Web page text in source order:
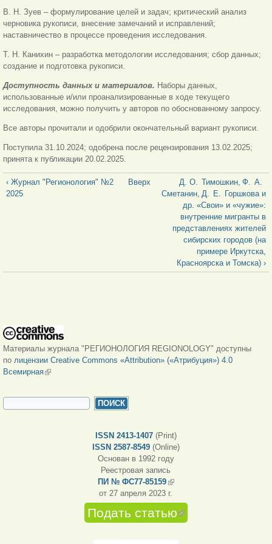
В. Н. Зуев – формулирование целей и задач; критический анализ
черновика рукописи, внесение замечаний и исправлений;
наставничество в процессе проведения исследования.
Т. Н. Канихин – разработка методологии исследования; сбор данных;
создание и подготовка рукописи.
Доступность данных и материалов. Наборы данных,
использованные и/или проанализированные в ходе текущего
исследования, можно получить у авторов по обоснованному запросу.
Все авторы прочитали и одобрили окончательный вариант рукописи.
Поступила 31.10.2024; одобрена после рецензирования 13.02.2025;
принята к публикации 20.02.2025.
‹ Журнал "Регионология" №2
2025
Вверх
Д. О. Тимошкин, Ф. А.
Сметанин, Д. Е. Горшкова и
др. «Свои» и «чужие»:
внутренние мигранты в
представлениях жителей
сибирских городов (на
примере Иркутска,
Красноярска и Томска) ›
Материалы журнала "РЕГИОНОЛОГИЯ REGIONOLOGY" доступны
по лицензии Creative Commons «Attribution» («Атрибуция») 4.0
Всемирная(внешняя ссылка)
ФОРМА ПОИСКА
ISSN 2413-1407 (Print)
ISSN 2587-8549 (Online)
Основан в 1992 году
Реестровая запись
ПИ № ФС77-85159 (внешняя ссылка)
от 27 апреля 2023 г.
Подать статью